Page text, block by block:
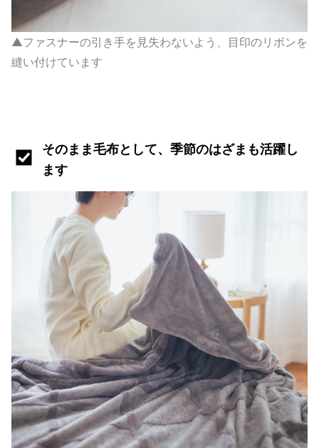
▲ファスナーの引き手を見失わないよう、目印のリボンを
縫い付けています
そのまま毛布として、季節のはざまも活躍し
ます